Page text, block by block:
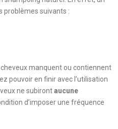
problèmes suivants :
manquent ou contiennent
pouvoir en finir avec l’utilisation
ne subirontaucune
d’imposer une fréquence